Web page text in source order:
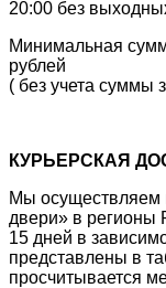
20:00 без
Минимальная
рублей
( без учета суммы
КУРЬЕРСКАЯ
Мы осуществляем
двери» в регионы
15 дней в
представлены в
просчитывается